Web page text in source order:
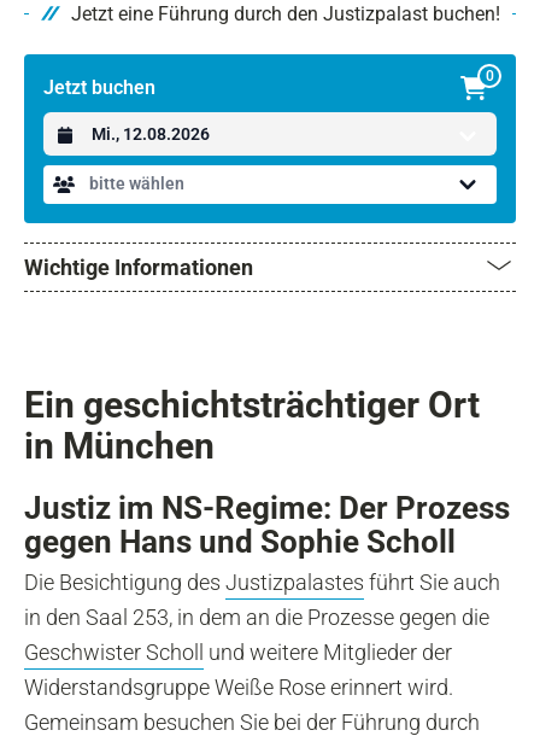
Jetzt eine Führung durch den Justizpalast buchen!
Jetzt buchen 0
Datum auswählen
bitte wählen
Wichtige Informationen
Ein geschichtsträchtiger Ort
in München
Justiz im NS-Regime: Der Prozess
gegen Hans und Sophie Scholl
Die Besichtigung des Justizpalastes führt Sie auch
in den Saal 253, in dem an die Prozesse gegen die
Geschwister Scholl und weitere Mitglieder der
Widerstandsgruppe Weiße Rose erinnert wird.
Gemeinsam besuchen Sie bei der Führung durch